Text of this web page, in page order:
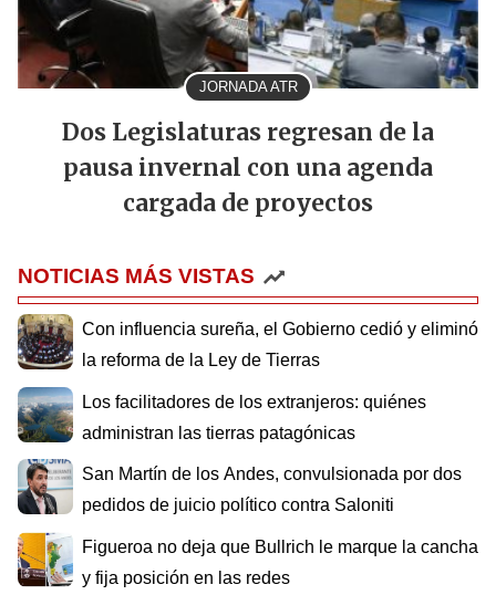
JORNADA ATR
Dos Legislaturas regresan de la
pausa invernal con una agenda
cargada de proyectos
NOTICIAS MÁS VISTAS
Con influencia sureña, el Gobierno cedió y eliminó
la reforma de la Ley de Tierras
Los facilitadores de los extranjeros: quiénes
administran las tierras patagónicas
San Martín de los Andes, convulsionada por dos
pedidos de juicio político contra Saloniti
Figueroa no deja que Bullrich le marque la cancha
y fija posición en las redes